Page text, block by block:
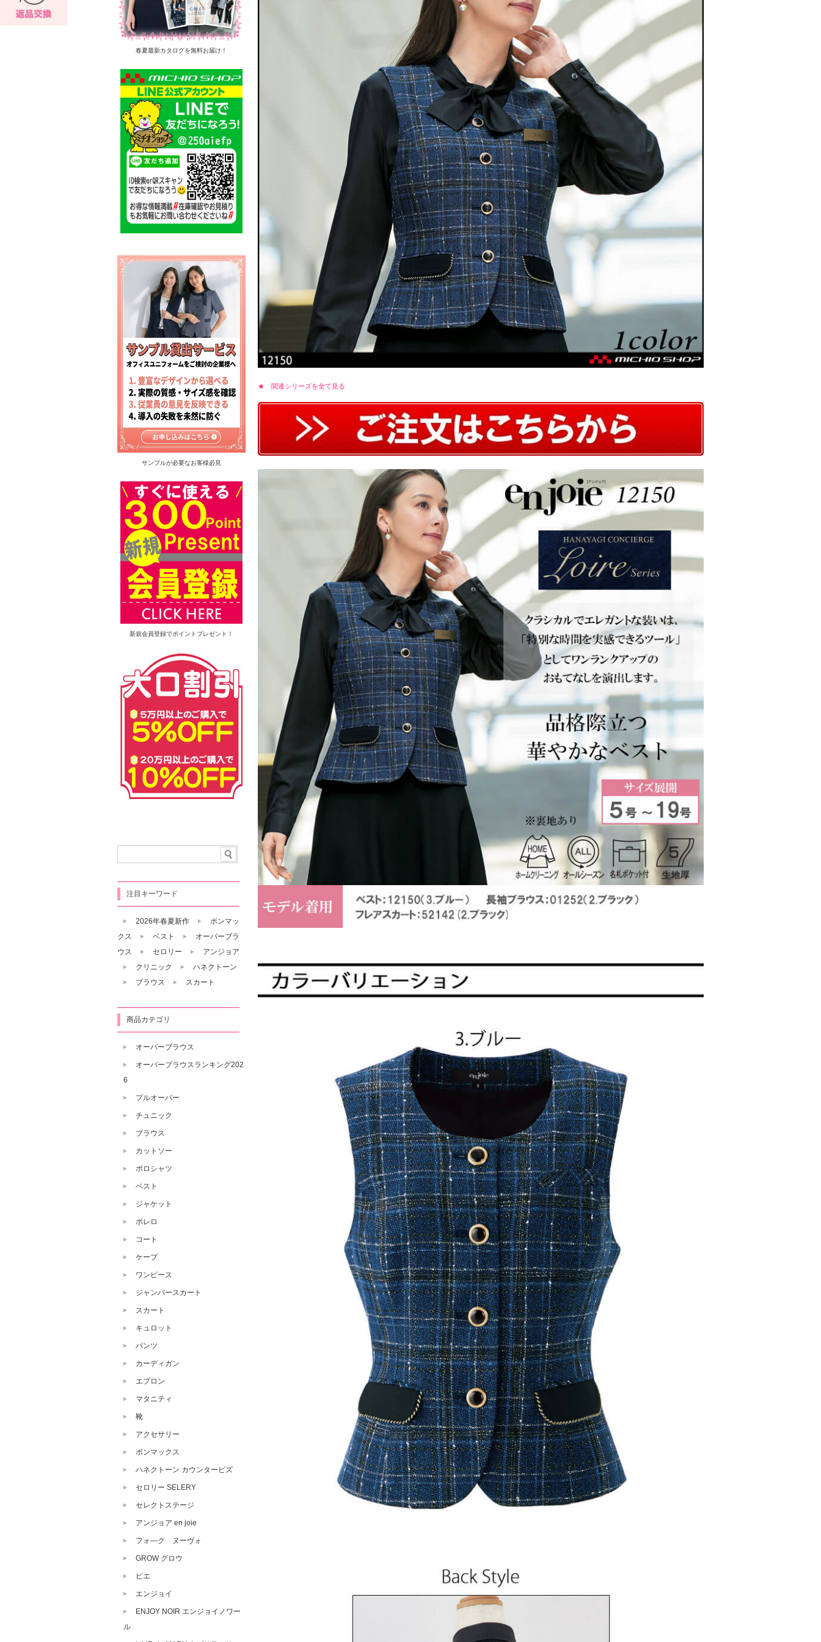
★ 関連シリーズを全て見る
春夏最新カタログを無料お届け！
サンプルが必要なお客様必見
新規会員登録でポイントプレゼント！
注目キーワード
2026年春夏新作
ボンマッ
クス
ベスト
オーバーブラ
ウス
セロリー
アンジョア
クリニック
ハネクトーン
ブラウス
スカート
商品カテゴリ
オーバーブラウス
オーバーブラウスランキング202
6
プルオーバー
チュニック
ブラウス
カットソー
ポロシャツ
ベスト
ジャケット
ボレロ
コート
ケープ
ワンピース
ジャンパースカート
スカート
キュロット
パンツ
カーディガン
エプロン
マタニティ
靴
アクセサリー
ボンマックス
ハネクトーン カウンタービズ
セロリー SELERY
セレクトステージ
アンジョア en joie
フォ―ク ヌーヴォ
GROW グロウ
ピエ
エンジョイ
ENJOY NOIR エンジョイノワー
ル